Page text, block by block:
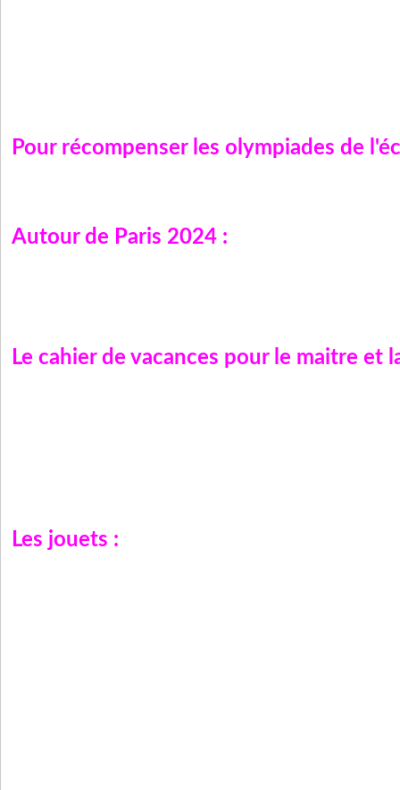
Pour récompenser les olympiades de
Autour de Paris 2024 :
Le cahier de vacances pour le maitre et
Les jouets :